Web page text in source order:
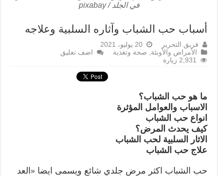
في الجلد / pixabay
أسباب حب الشباب وآثاره السلبية وعلاجه
فريق التحرير
20 يوليو، 2021
الأمراض والأوبئة, صحة وتغذية
اضف تعليق
2,931 زيارة
ما هو حب الشباب؟
الاسباب والعوامل المؤثرة
انواع حب الشباب
كيف يحدث المرض؟
الاثار السلبية لحب الشباب
علاج حب الشباب
حب الشباب اكثر مرض جلدي شائع ويسمى ايضا «العد